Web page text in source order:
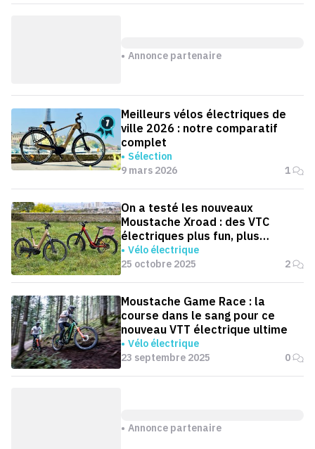
Annonce partenaire
Meilleurs vélos électriques de
ville 2026 : notre comparatif
complet
Sélection
9 mars 2026
1
On a testé les nouveaux
Moustache Xroad : des VTC
électriques plus fun, plus
confort et vraiment passe-
partout
Vélo électrique
25 octobre 2025
2
Moustache Game Race : la
course dans le sang pour ce
nouveau VTT électrique ultime
Vélo électrique
23 septembre 2025
0
Annonce partenaire